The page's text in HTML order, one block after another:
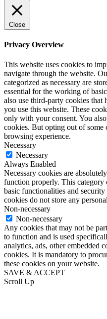
Close
Privacy Overview
This website uses cookies to
navigate through the website.
categorized as necessary are
essential for the working of
also use third-party cookies that
you use this website. These
only with your consent. You
cookies. But opting out of some
browsing experience.
Necessary
Necessary
Always Enabled
Necessary cookies are
function properly. This category
basic functionalities and
cookies do not store any
Non-necessary
Non-necessary
Any cookies that may not be
to function and is used
analytics, ads, other embedded
cookies. It is mandatory to
these cookies on your website.
SAVE & ACCEPT
Scroll Up